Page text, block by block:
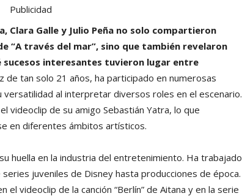
Publicidad
Clara Galle y Julio Peña no solo compartieron
“A través del mar”, sino que también revelaron
interesantes tuvieron lugar entre
de tan solo 21 años, ha participado en numerosas
al interpretar diversos roles en el escenario.
videoclip de su amigo Sebastián Yatra, lo que
en diferentes ámbitos artísticos.
huella en la industria del entretenimiento. Ha trabajado
juveniles de Disney hasta producciones de época.
videoclip de la canción “Berlín” de Aitana y en la serie